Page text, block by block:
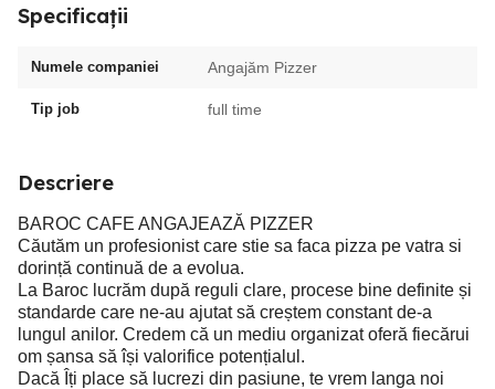
Specificații
Numele companiei Angajăm Pizzer
Tip job full time
Descriere
BAROC CAFE ANGAJEAZĂ PIZZER
Căutăm un profesionist care stie sa faca pizza pe vatra si
dorință continuă de a evolua.
La Baroc lucrăm după reguli clare, procese bine definite și
standarde care ne-au ajutat să creștem constant de-a
lungul anilor. Credem că un mediu organizat oferă fiecărui
om șansa să își valorifice potențialul.
Dacă Îți place să lucrezi din pasiune, te vrem langa noi